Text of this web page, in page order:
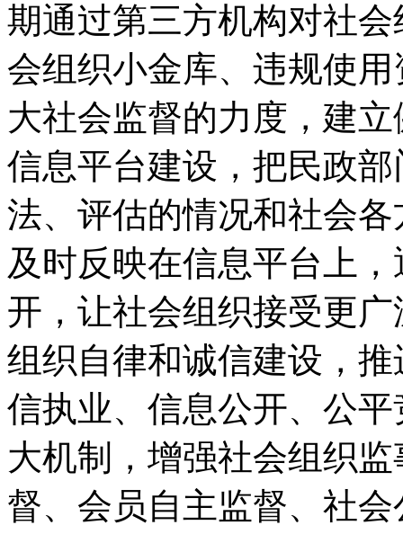
期通过第三方机构对社
会组织小金库、违规使
大社会监督的力度，建
信息平台建设，把民政
法、评估的情况和社会
及时反映在信息平台上
开，让社会组织接受更
组织自律和诚信建设，
信执业、信息公开、公
大机制，增强社会组织
督、会员自主监督、社